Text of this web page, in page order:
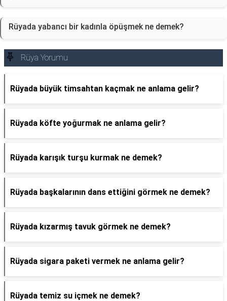
Rüyada yabancı bir kadınla öpüşmek ne demek?
Rüya Yorumu
Rüyada büyük timsahtan kaçmak ne anlama gelir?
Rüyada köfte yoğurmak ne anlama gelir?
Rüyada karışık turşu kurmak ne demek?
Rüyada başkalarının dans ettiğini görmek ne demek?
Rüyada kızarmış tavuk görmek ne demek?
Rüyada sigara paketi vermek ne anlama gelir?
Rüyada temiz su içmek ne demek?